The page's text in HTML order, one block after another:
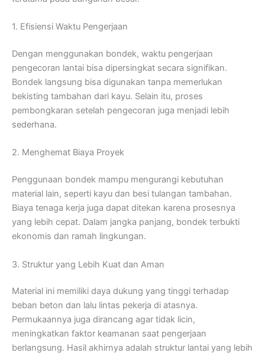
1. Efisiensi Waktu Pengerjaan
Dengan menggunakan bondek, waktu pengerjaan
pengecoran lantai bisa dipersingkat secara signifikan.
Bondek langsung bisa digunakan tanpa memerlukan
bekisting tambahan dari kayu. Selain itu, proses
pembongkaran setelah pengecoran juga menjadi lebih
sederhana.
2. Menghemat Biaya Proyek
Penggunaan bondek mampu mengurangi kebutuhan
material lain, seperti kayu dan besi tulangan tambahan.
Biaya tenaga kerja juga dapat ditekan karena prosesnya
yang lebih cepat. Dalam jangka panjang, bondek terbukti
ekonomis dan ramah lingkungan.
3. Struktur yang Lebih Kuat dan Aman
Material ini memiliki daya dukung yang tinggi terhadap
beban beton dan lalu lintas pekerja di atasnya.
Permukaannya juga dirancang agar tidak licin,
meningkatkan faktor keamanan saat pengerjaan
berlangsung. Hasil akhirnya adalah struktur lantai yang lebih